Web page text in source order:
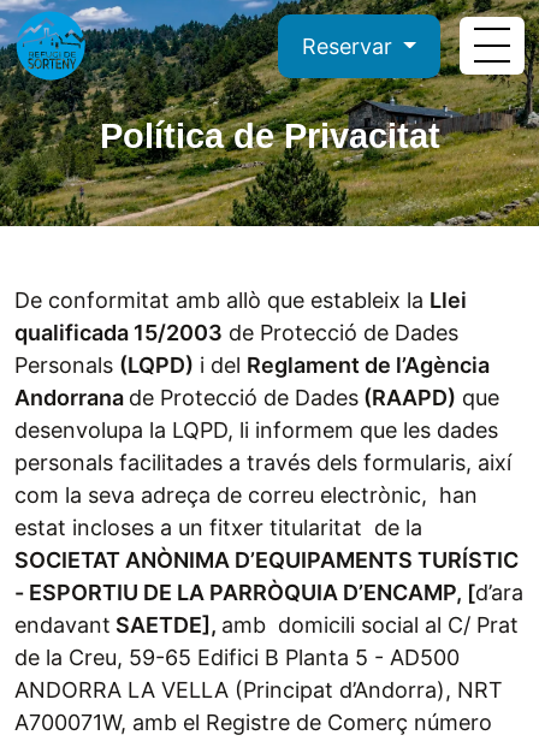
Reservar
Política de Privacitat
De conformitat amb allò que estableix la Llei
qualificada 15/2003 de Protecció de Dades
Personals (LQPD) i del Reglament de l’Agència
Andorrana de Protecció de Dades (RAAPD) que
desenvolupa la LQPD, li informem que les dades
personals facilitades a través dels formularis, així
com la seva adreça de correu electrònic, han
estat incloses a un fitxer titularitat de la
SOCIETAT ANÒNIMA D’EQUIPAMENTS TURÍSTIC
- ESPORTIU DE LA PARRÒQUIA D’ENCAMP, [d’ara
endavant SAETDE], amb domicili social al C/ Prat
de la Creu, 59-65 Edifici B Planta 5 - AD500
ANDORRA LA VELLA (Principat d’Andorra), NRT
A700071W, amb el Registre de Comerç número